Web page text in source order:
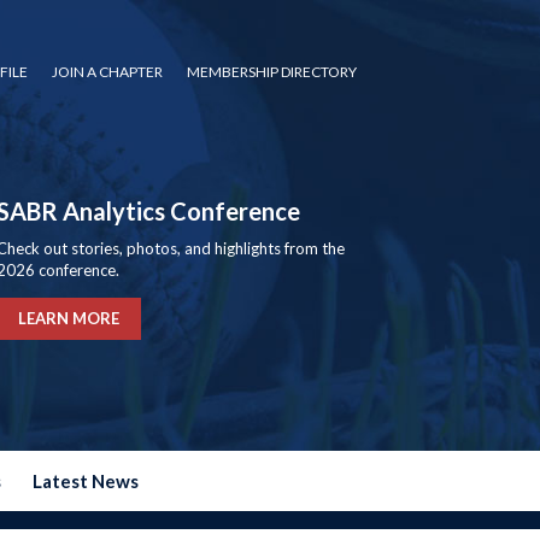
JOIN A CHAPTER MEMBERSHIP DIRECTORY
Analytics Conference
out stories, photos, and highlights from the
conference.
LEARN MORE
Latest News